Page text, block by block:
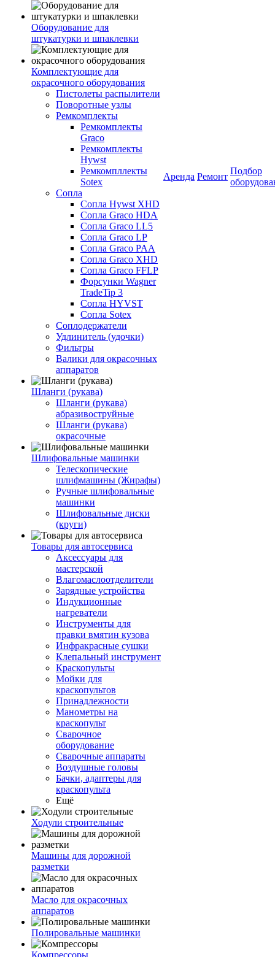
Оборудование для
штукатурки и шпаклевки
Комплектующие для
окрасочного оборудования
Пистолеты распылители
Поворотные узлы
Ремкомплекты
Ремкомплекты
Graco
Ремкомплекты
Hywst
Ремкомпллекты
Sotex
Сопла
Сопла Hywst XHD
Сопла Graco HDA
Сопла Graco LL5
Сопла Graco LP
Сопла Graco PAA
Сопла Graco XHD
Сопла Graco FFLP
Форсунки Wagner
TradeTip 3
Сопла HYVST
Сопла Sotex
Соплодержатели
Удлинитель (удочки)
Фильтры
Валики для окрасочных
аппаратов
Шланги (рукава)
Шланги (рукава)
абразивоструйные
Шланги (рукава)
окрасочные
Шлифовальные машинки
Телескопические
шлифмашины (Жирафы)
Ручные шлифовальные
машинки
Шлифовальные диски
(круги)
Товары для автосервиса
Аксессуары для
мастерской
Влагомаслоотделители
Зарядные устройства
Индукционные
нагреватели
Инструменты для
правки вмятин кузова
Инфракрасные сушки
Клепальный инструмент
Краскопульты
Мойки для
краскопультов
Принадлежности
Манометры на
краскопульт
Сварочное
оборудование
Сварочные аппараты
Воздушные головы
Бачки, адаптеры для
краскопульта
Ещё
Ходули строительные
Машины для дорожной
разметки
Масло для окрасочных
аппаратов
Полировальные машинки
Компрессоры
Аренда Ремонт
Подбор